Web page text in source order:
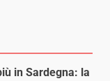
in Sardegna: la